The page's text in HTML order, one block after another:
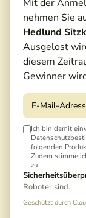
Mit der
nehmen Sie
Hedlund
Ausgelost
diesem
Gewinner
Ich bin damit
folgenden
Zudem stimme
zu.
Roboter sind.
Geschützt durch
Preise inkl.